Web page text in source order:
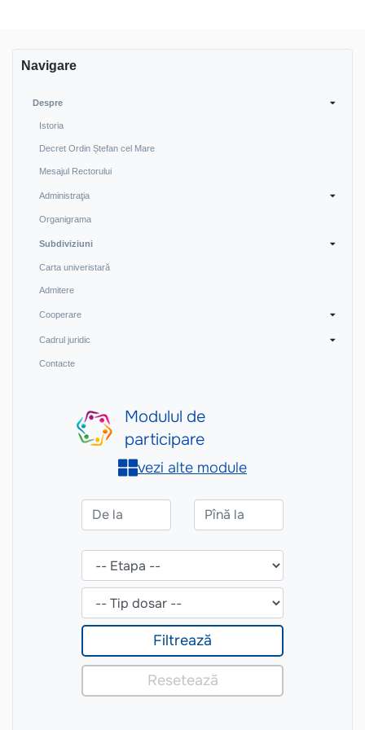
Navigare
Despre
Istoria
Decret Ordin Ștefan cel Mare
Mesajul Rectorului
Administraţia
Organigrama
Subdiviziuni
Carta univeristară
Admitere
Cooperare
Cadrul juridic
Contacte